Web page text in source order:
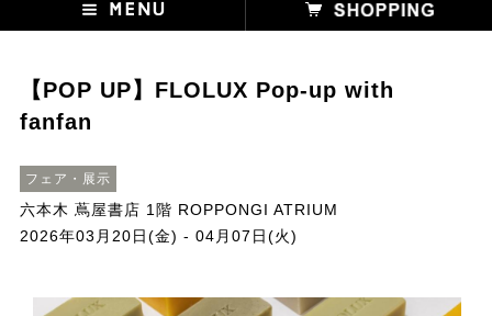
【POP UP】FLOLUX Pop-up with
fanfan
フェア・展示
六本木 蔦屋書店 1階 ROPPONGI ATRIUM
2026年03月20日(金) - 04月07日(火)